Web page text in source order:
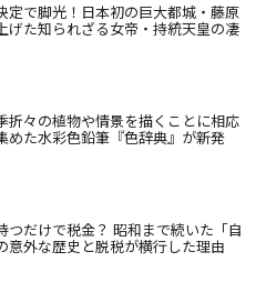
定で脚光！日本初の巨大都城・藤原
げた知られざる女帝・持統天皇の凄
折々の植物や情景を描くことに相応
めた水彩色鉛筆『色辞典』が新発
つだけで税金？ 昭和まで続いた「自
意外な歴史と脱税が横行した理由